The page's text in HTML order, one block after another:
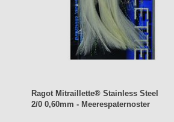
Ragot Mitraillette® Stainless Steel
2/0 0,60mm - Meerespaternoster